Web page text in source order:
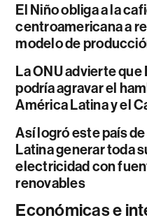
El Niño obliga a la
centroamericana a
modelo de
La ONU advierte que
podría agravar el
América Latina y el
Así logró este país
Latina generar toda
electricidad con
renovables
Económicas e